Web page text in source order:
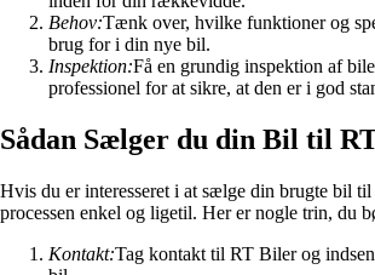
Behov:Tænk over, hvilke funktioner og
brug for i din nye bil.
Inspektion:Få en grundig inspektion af
professionel for at sikre, at den er i god
Sådan Sælger du din Bil til
Hvis du er interesseret i at sælge din brugte bil
processen enkel og ligetil. Her er nogle trin, du
Kontakt:Tag kontakt til RT Biler og